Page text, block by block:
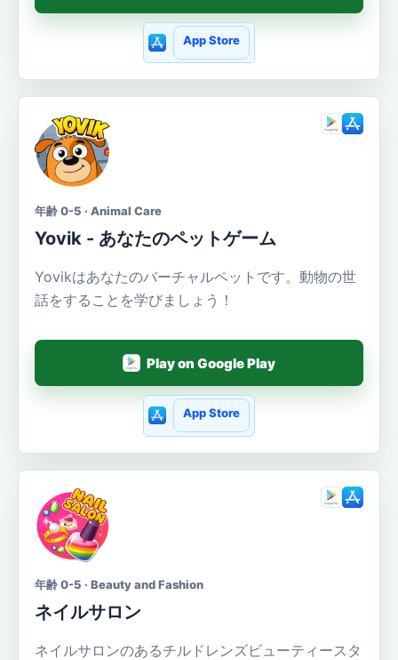
App Store
年齢 0-5 · Animal Care
Yovik - あなたのペットゲーム
Yovikはあなたのバーチャルペットです。動物の世
話をすることを学びましょう！
Play on Google Play
App Store
年齢 0-5 · Beauty and Fashion
ネイルサロン
ネイルサロンのあるチルドレンズビューティースタ